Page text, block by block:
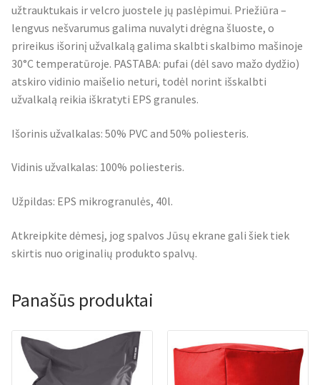
užtrauktukais ir velcro juostele jų paslėpimui. Priežiūra –
lengvus nešvarumus galima nuvalyti drėgna šluoste, o
prireikus išorinį užvalkalą galima skalbti skalbimo mašinoje
30°C temperatūroje. PASTABA: pufai (dėl savo mažo dydžio)
atskiro vidinio maišelio neturi, todėl norint išskalbti
užvalkalą reikia iškratyti EPS granules.
Išorinis užvalkalas: 50% PVC and 50% poliesteris.
Vidinis užvalkalas: 100% poliesteris.
Užpildas: EPS mikrogranulės, 40l.
Atkreipkite dėmesį, jog spalvos Jūsų ekrane gali šiek tiek
skirtis nuo originalių produkto spalvų.
Panašūs produktai